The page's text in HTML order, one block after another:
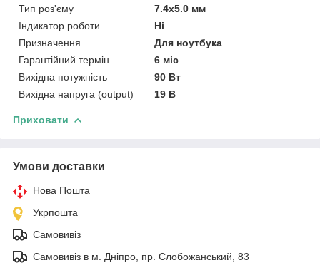
Тип роз'єму
7.4x5.0 мм
Індикатор роботи
Ні
Призначення
Для ноутбука
Гарантійний термін
6 міс
Вихідна потужність
90 Вт
Вихідна напруга (output)
19 В
Приховати
Умови доставки
Нова Пошта
Укрпошта
Самовивіз
Самовивіз в м. Дніпро, пр. Слобожанський, 83